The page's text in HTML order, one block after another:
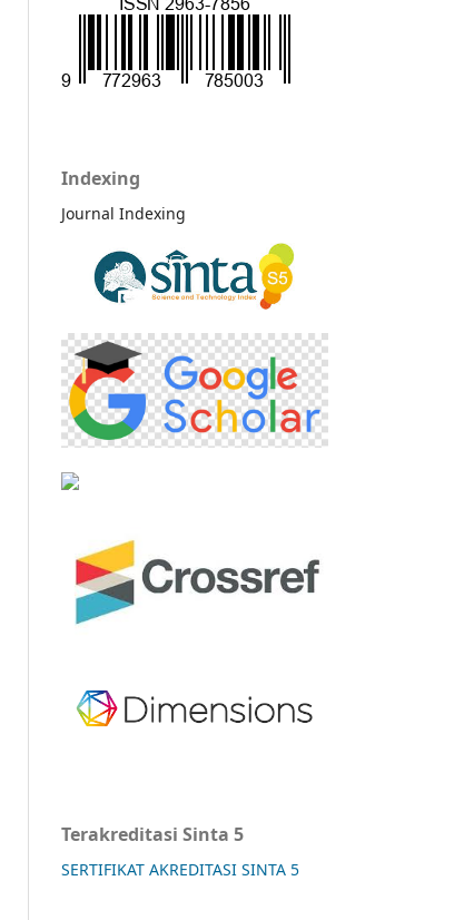
Indexing
Journal Indexing
Terakreditasi Sinta 5
SERTIFIKAT AKREDITASI SINTA 5